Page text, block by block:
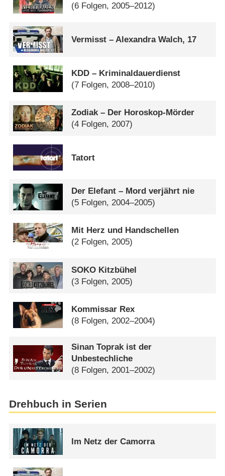
(6 Folgen, 2005–2012)
Vermisst – Alexandra Walch, 17
KDD – Kriminaldauerdienst
(7 Folgen, 2008–2010)
Zodiak – Der Horoskop-Mörder
(4 Folgen, 2007)
Tatort
Der Elefant – Mord verjährt nie
(5 Folgen, 2004–2005)
Mit Herz und Handschellen
(2 Folgen, 2005)
SOKO Kitzbühel
(3 Folgen, 2005)
Kommissar Rex
(8 Folgen, 2002–2004)
Sinan Toprak ist der
Unbestechliche
(8 Folgen, 2001–2002)
Drehbuch in Serien
Im Netz der Camorra